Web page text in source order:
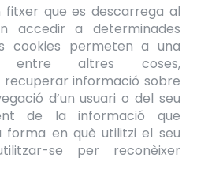
fitxer que es descarrega al
accedir a determinades
cookies permeten a una
entre altres coses,
informació sobre
d’un usuari o del seu
de la informació que
forma en què utilitzi el seu
se per reconèixer